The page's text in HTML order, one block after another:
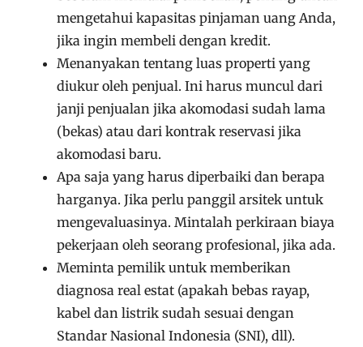
mengetahui kapasitas pinjaman uang Anda,
jika ingin membeli dengan kredit.
Menanyakan tentang luas properti yang
diukur oleh penjual. Ini harus muncul dari
janji penjualan jika akomodasi sudah lama
(bekas) atau dari kontrak reservasi jika
akomodasi baru.
Apa saja yang harus diperbaiki dan berapa
harganya. Jika perlu panggil arsitek untuk
mengevaluasinya. Mintalah perkiraan biaya
pekerjaan oleh seorang profesional, jika ada.
Meminta pemilik untuk memberikan
diagnosa real estat (apakah bebas rayap,
kabel dan listrik sudah sesuai dengan
Standar Nasional Indonesia (SNI), dll).